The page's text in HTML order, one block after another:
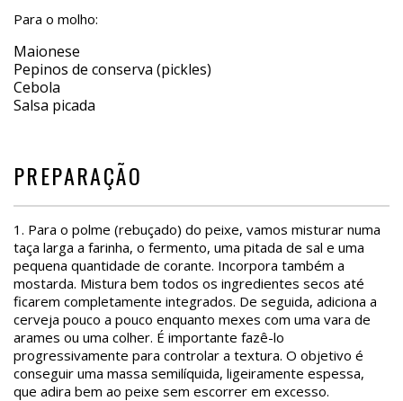
Para o molho:
Maionese
Pepinos de conserva (pickles)
Cebola
Salsa picada
PREPARAÇÃO
1. Para o polme (rebuçado) do peixe, vamos misturar numa
taça larga a farinha, o fermento, uma pitada de sal e uma
pequena quantidade de corante. Incorpora também a
mostarda. Mistura bem todos os ingredientes secos até
ficarem completamente integrados. De seguida, adiciona a
cerveja pouco a pouco enquanto mexes com uma vara de
arames ou uma colher. É importante fazê-lo
progressivamente para controlar a textura. O objetivo é
conseguir uma massa semilíquida, ligeiramente espessa,
que adira bem ao peixe sem escorrer em excesso.